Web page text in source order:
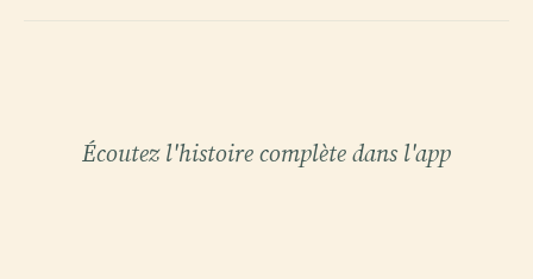
Écoutez l'histoire complète dans l'app